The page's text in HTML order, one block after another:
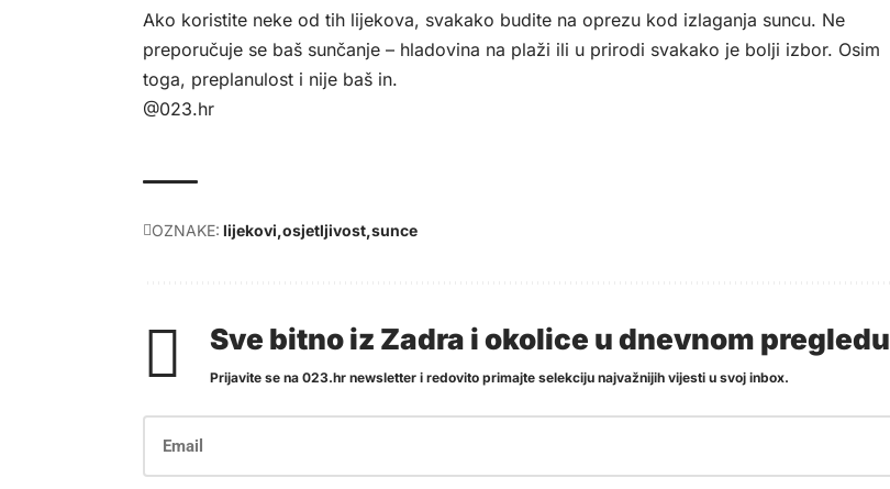
Ako koristite neke od tih lijekova, svakako budite na oprezu kod izlaganja suncu. Ne
preporučuje se baš sunčanje – hladovina na plaži ili u prirodi svakako je bolji izbor. Osim
toga, preplanulost i nije baš in.
@023.hr
OZNAKE: lijekovi osjetljivost sunce
Sve bitno iz Zadra i okolice u dnevnom pregledu
Prijavite se na 023.hr newsletter i redovito primajte selekciju najvažnijih vijesti u svoj inbox.